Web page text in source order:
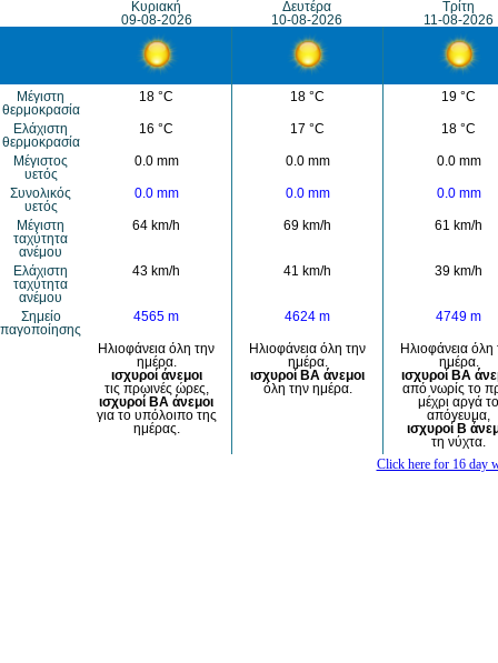
Κυριακή
09-08-2026
Δευτέρα
10-08-2026
Τρίτη
11-08-2026
Μέγιστη
θερμοκρασία
18 °C 18 °C 19 °C
Eλάχιστη
θερμοκρασία
16 °C 17 °C 18 °C
Μέγιστος
υετός
0.0 mm 0.0 mm 0.0 mm
Συνολικός
υετός
0.0 mm 0.0 mm 0.0 mm
Mέγιστη
ταχύτητα
ανέμου
64 km/h 69 km/h 61 km/h
Eλάχιστη
ταχύτητα
ανέμου
43 km/h 41 km/h 39 km/h
Σημείο
παγοποίησης
4565 m 4624 m 4749 m
Ηλιοφάνεια όλη την
ημέρα.
ισχυροί άνεμοι
τις πρωινές ώρες,
ισχυροί ΒΑ άνεμοι
για το υπόλοιπο της
ημέρας.
Ηλιοφάνεια όλη την
ημέρα.
ισχυροί ΒΑ άνεμοι
όλη την ημέρα.
Ηλιοφάνεια όλη
ημέρα.
ισχυροί ΒΑ
από νωρίς το
μέχρι αργά το
απόγευμα,
ισχυροί Β
τη νύχτα.
Click here for 16 day